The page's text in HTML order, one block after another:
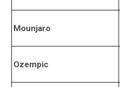
Mounjaro
Ozempic